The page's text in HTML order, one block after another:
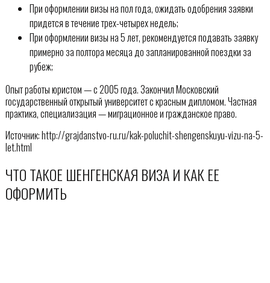
При оформлении визы на пол года, ожидать одобрения заявки
придется в течение трех-четырех недель;
При оформлении визы на 5 лет, рекомендуется подавать заявку
примерно за полтора месяца до запланированной поездки за
рубеж;
Опыт работы юристом — с 2005 года. Закончил Московский
государственный открытый университет с красным дипломом. Частная
практика, специализация — миграционное и гражданское право.
Источник: http://grajdanstvo-ru.ru/kak-poluchit-shengenskuyu-vizu-na-5-
let.html
ЧТО ТАКОЕ ШЕНГЕНСКАЯ ВИЗА И КАК ЕЕ
ОФОРМИТЬ